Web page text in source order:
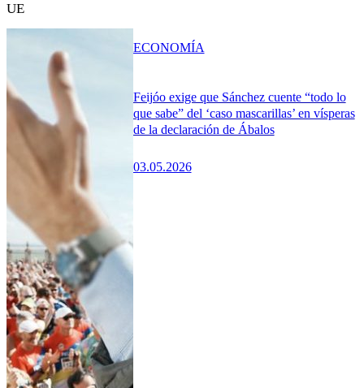
UE
Feijóo exige que Sánchez cuente “todo lo
que sabe” del ‘caso mascarillas’ en vísperas
de la declaración de Ábalos
03.05.2026
ECONOMÍA